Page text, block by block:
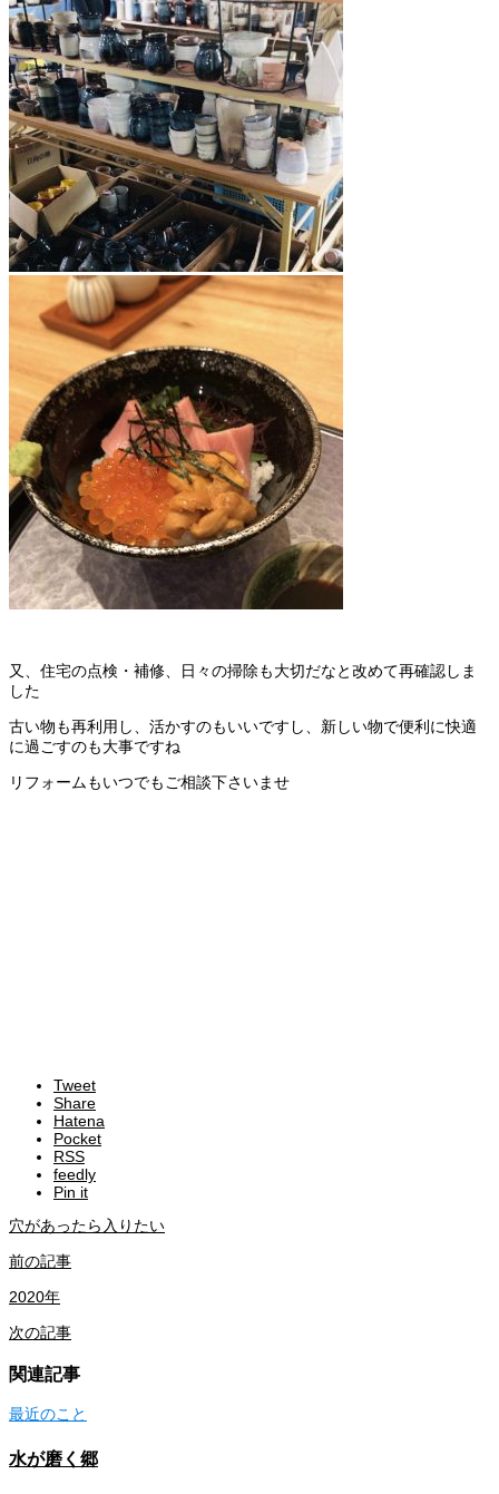
又、住宅の点検・補修、日々の掃除も大切だなと改めて再確認しま
した
古い物も再利用し、活かすのもいいですし、新しい物で便利に快適
に過ごすのも大事ですね
リフォームもいつでもご相談下さいませ
Tweet
Share
Hatena
Pocket
RSS
feedly
Pin it
穴があったら入りたい
前の記事
2020年
次の記事
関連記事
最近のこと
水が磨く郷